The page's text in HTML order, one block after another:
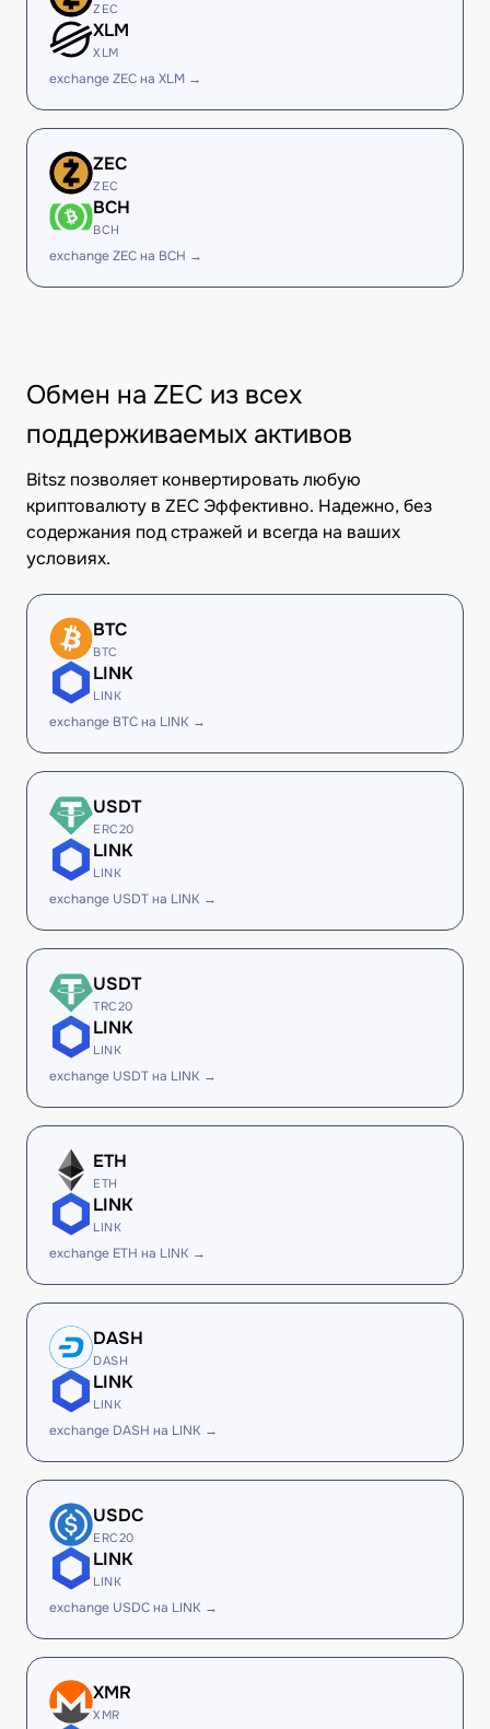
ZEC
XLM
XLM
exchange ZEC на XLM →
ZEC
ZEC
BCH
BCH
exchange ZEC на BCH →
Обмен на ZEC из всех
поддерживаемых активов
Bitsz позволяет конвертировать любую
криптовалюту в ZEC Эффективно. Надежно, без
содержания под стражей и всегда на ваших
условиях.
BTC
BTC
LINK
LINK
exchange BTC на LINK →
USDT
ERC20
LINK
LINK
exchange USDT на LINK →
USDT
TRC20
LINK
LINK
exchange USDT на LINK →
ETH
ETH
LINK
LINK
exchange ETH на LINK →
DASH
DASH
LINK
LINK
exchange DASH на LINK →
USDC
ERC20
LINK
LINK
exchange USDC на LINK →
XMR
XMR